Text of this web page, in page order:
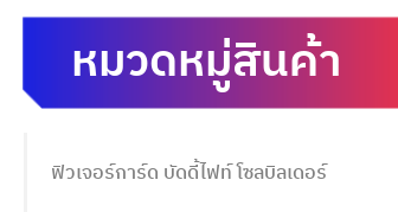
หมวดหมู่สินค้า
ฟิวเจอร์การ์ด บัดดี้ไฟท์ โซลบิลเดอร์